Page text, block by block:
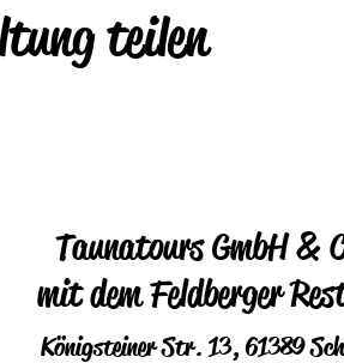
teilen
Taunatours GmbH &
mit dem Feldberger
Königsteiner Str. 13, 61389